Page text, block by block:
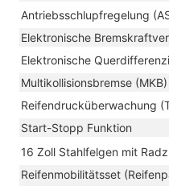
Antriebsschlupfregelung
Elektronische
Elektronische
Multikollisionsbremse (MKB)
Reifendrucküberwachung
Start-Stopp Funktion
16 Zoll Stahlfelgen mit
Reifenmobilitätsset